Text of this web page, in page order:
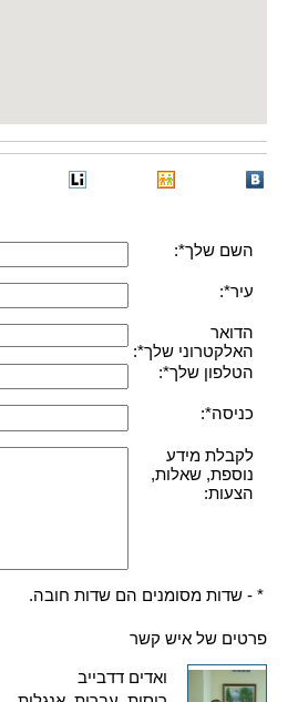
השם שלך*:
עיר*:
הדואר
האלקטרוני שלך*:
הטלפון שלך*:
כניסה*:
לקבלת מידע
נוספת, שאלות,
הצעות:
* - שדות מסומנים הם שדות חובה.
פרטים של איש קשר
ואדים דדבייב